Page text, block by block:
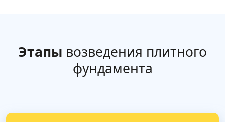
Этапы возведения плитного
фундамента